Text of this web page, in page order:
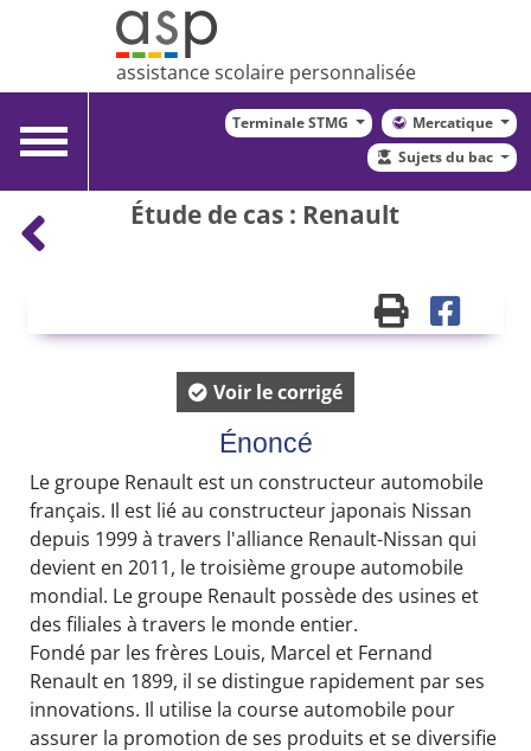
assistance scolaire personnalisée
Toggle
Terminale STMG
Mercatique
Sujets du bac
Étude de cas : Renault
Voir le corrigé
Énoncé
Le groupe Renault est un constructeur automobile
français. Il est lié au constructeur japonais Nissan
depuis 1999 à travers l'alliance Renault-Nissan qui
devient en 2011, le troisième groupe automobile
mondial. Le groupe Renault possède des usines et
des filiales à travers le monde entier.
Fondé par les frères Louis, Marcel et Fernand
Renault en 1899, il se distingue rapidement par ses
innovations. Il utilise la course automobile pour
assurer la promotion de ses produits et se diversifie